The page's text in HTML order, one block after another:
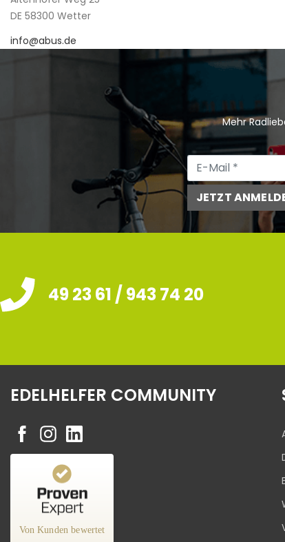
DE 58300 Wetter
info@abus.de
Mehr
JETZT
49 23 61 / 943 74 20
EDELHELFER COMMUNITY
Von Kunden bewertet
Kundenbewertungen und Erfahrungen zu